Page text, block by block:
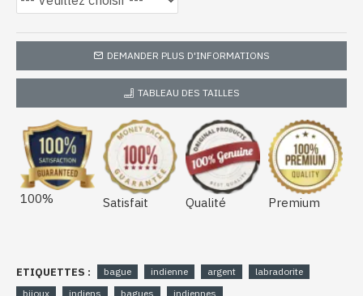
DEMANDER PLUS D'INFORMATIONS
TABLEAU DES TAILLES
100% Satisfait Qualité Premium
ETIQUETTES : bague indienne argent
labradorite
bijoux
indiens bagues indiennes